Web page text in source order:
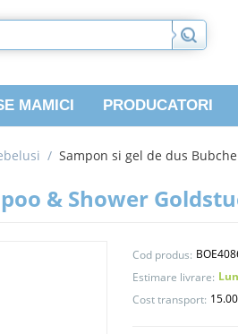
MAMICI PRODUCATORI
/ Sampon si gel de dus
& Shower
Cod produs:
Estimare livrare:
Cost transport: